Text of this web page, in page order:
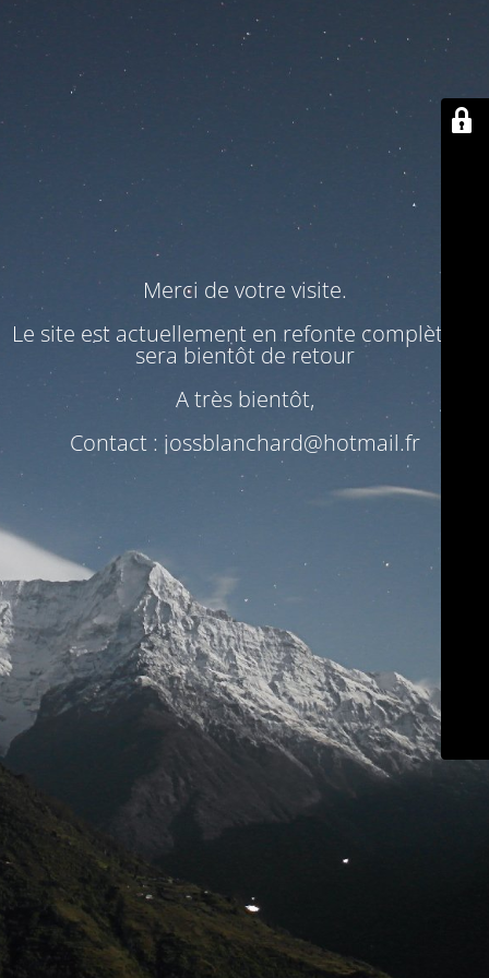
Merci de votre visite.
Le site est actuellement en refonte complète. Il
sera bientôt de retour
A très bientôt,
Contact : jossblanchard@hotmail.fr